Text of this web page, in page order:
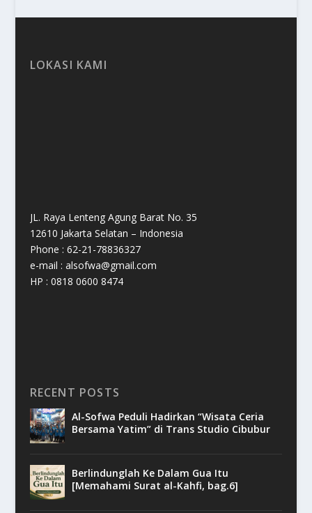
LOKASI KAMI
JL. Raya Lenteng Agung Barat No. 35
12610 Jakarta Selatan – Indonesia
Phone : 62-21-78836327
e-mail : alsofwa@gmail.com
HP : 0818 0600 8474
RECENT POSTS
Al-Sofwa Peduli Hadirkan “Wisata Ceria
Bersama Yatim” di Trans Studio Cibubur
Berlindunglah Ke Dalam Gua Itu
[Memahami Surat al-Kahfi, bag.6]